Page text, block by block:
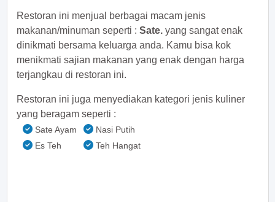
Restoran ini menjual berbagai macam jenis
makanan/minuman seperti : Sate. yang sangat enak
dinikmati bersama keluarga anda. Kamu bisa kok
menikmati sajian makanan yang enak dengan harga
terjangkau di restoran ini.
Restoran ini juga menyediakan kategori jenis kuliner
yang beragam seperti :
Sate Ayam
Nasi Putih
Es Teh
Teh Hangat